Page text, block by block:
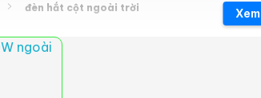
đèn hắt cột ngoài trời